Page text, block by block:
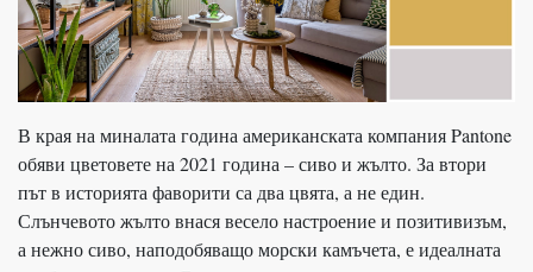
В края на миналата година американската компания Pantone
обяви цветовете на 2021 година – сиво и жълто. За втори
път в историята фаворити са два цвята, а не един.
Слънчевото жълто внася весело настроение и позитивизъм,
а нежно сиво, наподобяващо морски камъчета, е идеалната